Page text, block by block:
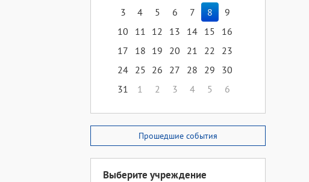
3
4 5 6 7 8
9
10
11 12 13 14 15
16
17
18 19 20 21 22
23
24 25 26 27 28 29
30
31
1 2 3 4 5 6
Прошедшие события
Выберите учреждение